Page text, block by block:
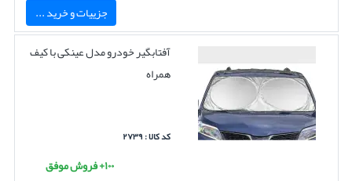
جزییات و خرید ...
آفتابگیر خودرو مدل عینکی با کیف
همراه
کد کالا : ۲۷۳۹
۱۰۰+ فروش موفق